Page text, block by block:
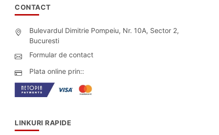
CONTACT
Bulevardul Dimitrie Pompeiu, Nr. 10A, Sector 2,
Bucuresti
Formular de contact
Plata online prin::
LINKURI RAPIDE